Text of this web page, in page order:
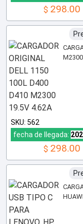
$ 298.00
SKU: 562
fecha de llegada:
$ 298.00